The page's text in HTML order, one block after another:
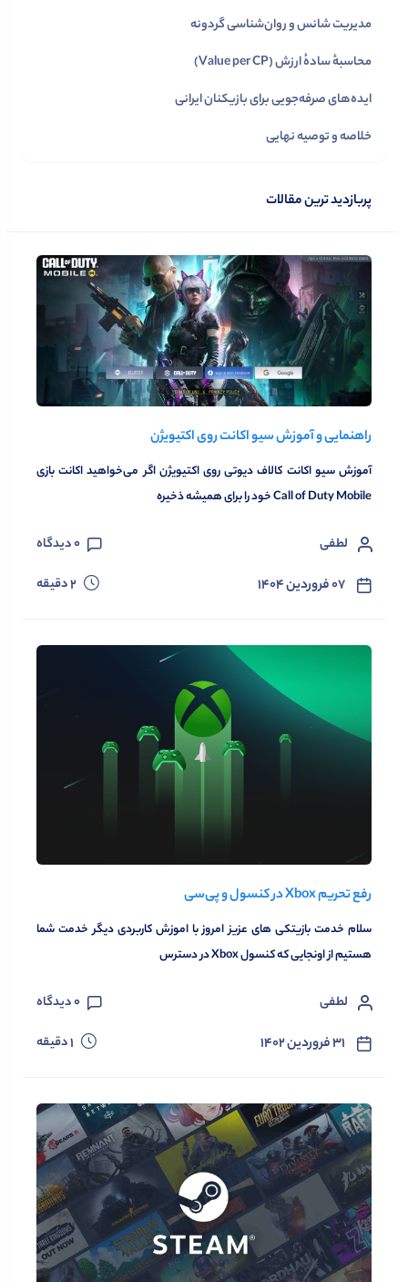
مدیریت شانس و روان‌شناسی گردونه
محاسبهٔ سادهٔ ارزش (Value per CP)
ایده‌های صرفه‌جویی برای بازیکنان ایرانی
خلاصه و توصیه نهایی
پربازدید ترین مقالات
راهنمایی و آموزش سیو اکانت روی اکتیویژن
آموزش سیو اکانت کالاف دیوتی روی اکتیویژن اگر می‌خواهید اکانت بازی
Call of Duty Mobile خود را برای همیشه ذخیره
لطفی 0دیدگاه
۰۷ فروردین ۱۴۰۴ 2دقیقه
رفع تحریم Xbox در کنسول و پی‌سی
سلام خدمت بازیتکی های عزیز امروز با اموزش کاربردی دیگر خدمت شما
هستیم از اونجایی که کنسول Xbox در دسترس
لطفی 0دیدگاه
۳۱ فروردین ۱۴۰۲ 1دقیقه